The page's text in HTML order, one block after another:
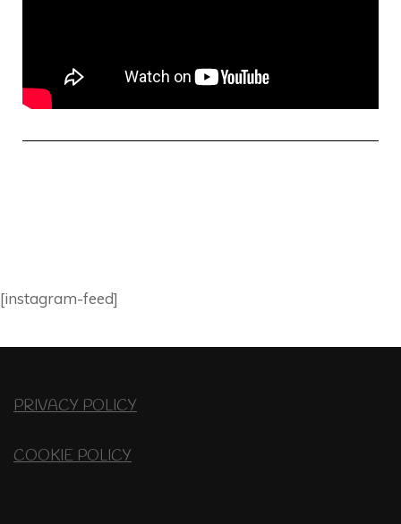
[instagram-feed]
PRIVACY POLICY
COOKIE POLICY